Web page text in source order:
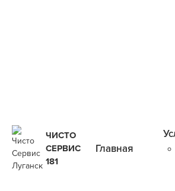
ЧИСТО
СЕРВИС
181
Главная